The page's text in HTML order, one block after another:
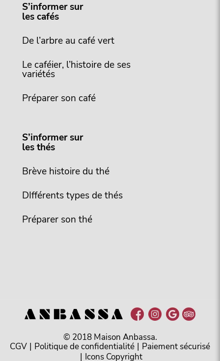
S’informer sur
les cafés
De l’arbre au café vert
Le caféier, l’histoire de ses
variétés
Préparer son café
S’informer sur
les thés
Brève histoire du thé
DIfférents types de thés
Préparer son thé
© 2018 Maison Anbassa.
CGV | Politique de confidentialité | Paiement sécurisé
| Icons Copyright